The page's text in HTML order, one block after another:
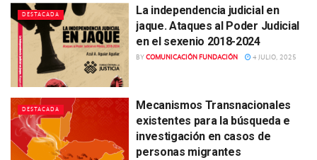
DESTACADA
La independencia judicial en
jaque. Ataques al Poder Judicial
en el sexenio 2018-2024
BYCOMUNICACIÓN FUNDACIÓN 4 JULIO, 2025
DESTACADA
Mecanismos Transnacionales
existentes para la búsqueda e
investigación en casos de
personas migrantes